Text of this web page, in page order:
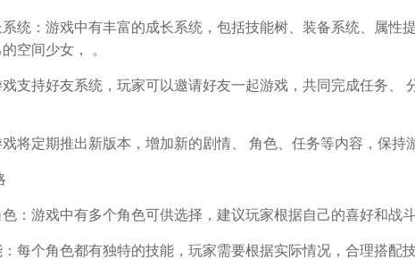
统：游戏中有丰富的成长系统，包括技能树、装备系统、属性
空间少女， 。
支持好友系统，玩家可以邀请好友一起游戏，共同完成任务、
将定期推出新版本，增加新的剧情、 角色、任务等内容，保持
：游戏中有多个角色可供选择，建议玩家根据自己的喜好和战
每个角色都有独特的技能，玩家需要根据实际情况，合理搭配